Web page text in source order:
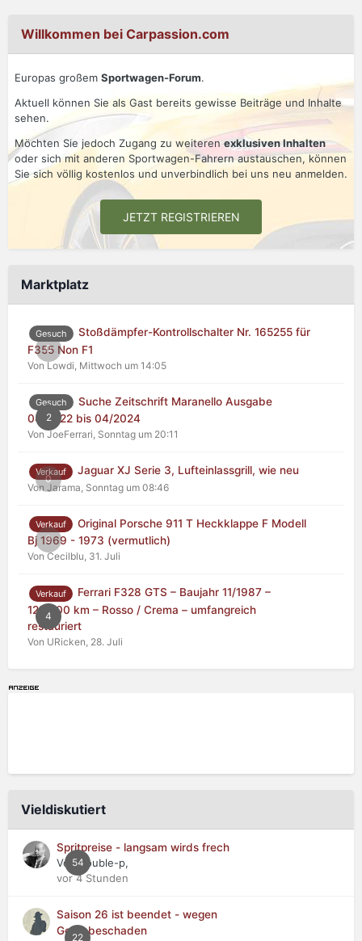
Willkommen bei Carpassion.com
Europas großem Sportwagen-Forum.
Aktuell können Sie als Gast bereits gewisse Beiträge und Inhalte
sehen.
Möchten Sie jedoch Zugang zu weiterenexklusiven Inhalten
oder sich mit anderen Sportwagen-Fahrern austauschen, können
Sie sich völlig kostenlos und unverbindlich bei uns neu anmelden.
JETZT REGISTRIEREN
Marktplatz
0
Gesuch
Stoßdämpfer-Kontrollschalter Nr. 165255 für
F355 Non F1
Von Lowdi, Mittwoch um 14:05
2
Gesuch
Suche Zeitschrift Maranello Ausgabe
04/2022 bis 04/2024
Von JoeFerrari, Sonntag um 20:11
0
Verkauf Jaguar XJ Serie 3, Lufteinlassgrill, wie neu
Von Jarama, Sonntag um 08:46
0
Verkauf
Original Porsche 911 T Heckklappe F Modell
Bj 1969 - 1973 (vermutlich)
Von Cecilblu, 31. Juli
4
Verkauf
Ferrari F328 GTS – Baujahr 11/1987 –
125.000 km – Rosso / Crema – umfangreich
restauriert
Von URicken, 28. Juli
Vieldiskutiert
54
Spritpreise - langsam wirds frech
Von double-p,
vor 4 Stunden
22
Saison 26 ist beendet - wegen
Getriebeschaden